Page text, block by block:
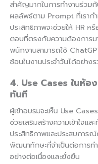
สำคัญมากในการทำงานร่วมกั
ผลลัพธ์ตาม Prompt ที่เราก
ประสิทธิภาพจะช่วยให้ HR ห
ตอบที่ตรงกับความต้องการ
พนักงานสามารถใช้
ซ้อนในงานประจำวันได้อย่าง
4. Use Cases ในห้อ
ทันที
ผู้เข้าอบรมจะเห็น Use
ช่วยเสริมสร้างความเข้าใจแ
ประสิทธิภาพและประสบการ
พัฒนาทักษะที่จำเป็นต่อการท
อย่างต่อเนื่องและยั่งยืน